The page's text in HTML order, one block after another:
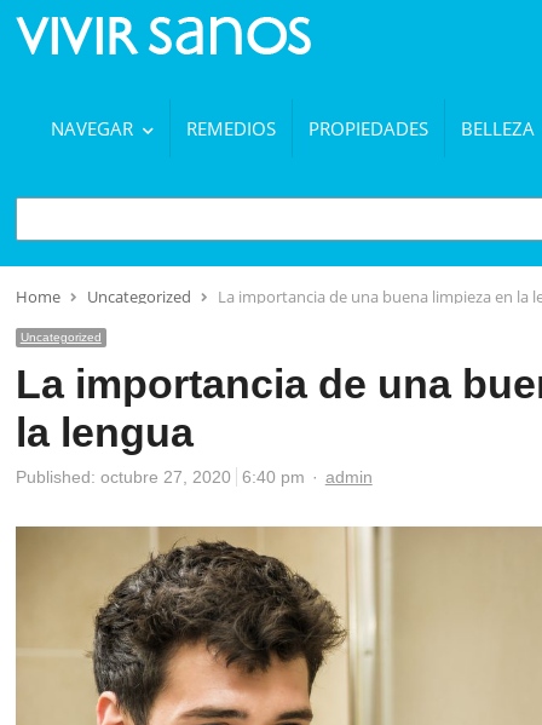
NAVEGAR REMEDIOS PROPIEDADES BELLEZA
BUSCAR
Home Uncategorized La importancia de una buena limpieza en la
Uncategorized
La importancia de una
la lengua
Published: octubre 27, 2020 6:40 pm Author
admin